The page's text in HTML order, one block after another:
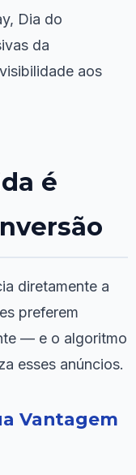
Dia do
da
aos
é
diretamente a
preferem
— e o algoritmo
esses anúncios.
Vantagem